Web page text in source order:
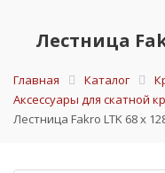
Лестница
Главная Каталог
Аксессуары для скатной
Лестница Fakro LTK 68 х